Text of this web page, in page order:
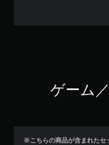
ゲーム
※こちらの商品が含まれたセ